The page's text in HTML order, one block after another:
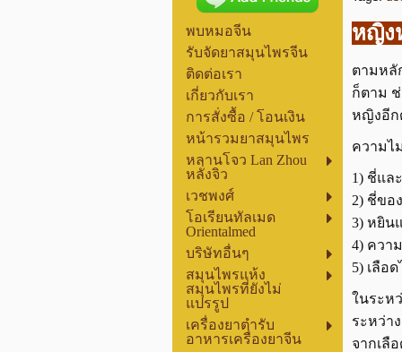
พบหมอจีน
รับจัดยาสมุนไพรจีน
ติดต่อเรา
เกี่ยวกับเรา
การสั่งซื้อ / โอนเงิน
หน้ารวมยาสมุนไพร
หลานโจว Lan Zhou
หลั่งจิว
เวชพงศ์
โอเรียนทัลเมด
Orientalmed
บริษัทอื่นๆ
สมุนไพรแห้ง
สมุนไพรที่ยังไม่
แปรรูป
เครื่องยาตำรับ
อาหารเครื่องยาจีน
หญิง
ตามหลั
ก็ตาม
หญิงอีก
ความไ
1) ชี่แล
2) ชี่ขอ
3) หยิน
4) ควา
5) เลือ
ในระห
ระหว่า
จากเลื